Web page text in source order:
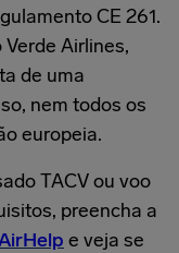
CE 261.
Airlines,
de uma
nem todos os
europeia.
TACV ou voo
preencha a
e veja se